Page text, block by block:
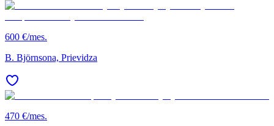
600 €/mes.
B. Björnsona, Prievidza
470 €/mes.